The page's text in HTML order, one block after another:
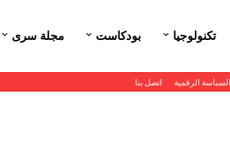
تكنولوجيا بودكاست مجلة سرى
السياسة الرقمية اتصل بنا